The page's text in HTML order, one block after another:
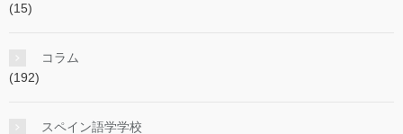
(15)
コラム
(192)
スペイン語学学校